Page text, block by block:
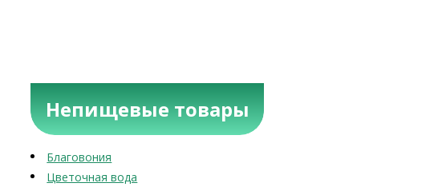
Непищевые товары
Благовония
Цветочная вода